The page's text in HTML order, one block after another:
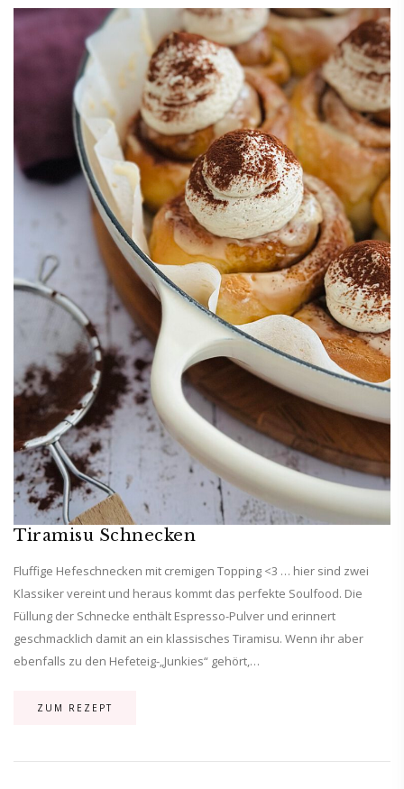
Tiramisu Schnecken
Fluffige Hefeschnecken mit cremigen Topping <3 … hier sind zwei
Klassiker vereint und heraus kommt das perfekte Soulfood. Die
Füllung der Schnecke enthält Espresso-Pulver und erinnert
geschmacklich damit an ein klassisches Tiramisu. Wenn ihr aber
ebenfalls zu den Hefeteig-„Junkies“ gehört,…
ZUM REZEPT